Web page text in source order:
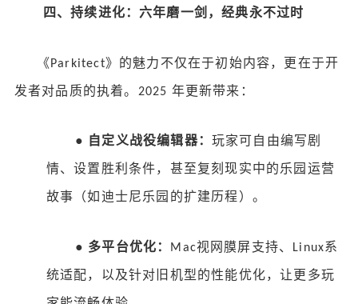
四、持续进化：六年磨一剑，经典永不过时
《 Parkitect》的魅力不仅在于初始内容，更在于开
发者对品质的执着。 2025 年更新带来：
● 自定义战役编辑器： 玩家可自由编写剧
情、设置胜利条件，甚至复刻现实中的乐园运营
故事（如迪士尼乐园的扩建历程）。
● 多平台优化： Mac视网膜屏支持、 Linux系
统适配，以及针对旧机型的性能优化，让更多玩